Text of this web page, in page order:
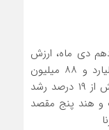
دی ماه، ارزش
صادرات غیرنفتی کشورمان به ۴۳ میلیارد و ۸۸ میلیون
دلار رسید که در مقایسه سال قبل بیش از ۱۹ درصد رشد
و هند پنج مقصد